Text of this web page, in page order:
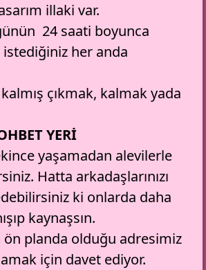
illaki var.
24 saati boyunca
her anda
çıkmak, kalmak yada
YERİ
yaşamadan alevilerle
Hatta arkadaşlarınızı
ki onlarda daha
kaynaşsın.
ön planda olduğu adresimiz
için davet ediyor.